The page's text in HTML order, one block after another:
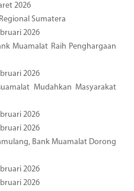
2026
Sumatera
2026
Muamalat Raih Penghargaan
2026
Mudahkan Masyarakat
2026
2026
Bank Muamalat Dorong
2026
2026